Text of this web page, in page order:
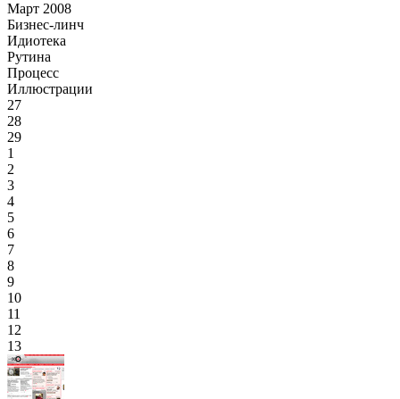
Март 2008
Бизнес-линч
Идиотека
Рутина
Процесс
Иллюстрации
27
28
29
1
2
3
4
5
6
7
8
9
10
11
12
13